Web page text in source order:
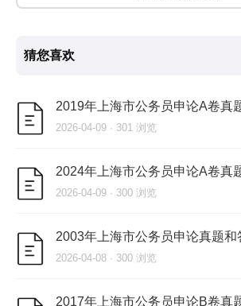
猜您喜欢
2019年上海市公务员申论A卷真
2026-04-09 · 301 浏览
2024年上海市公务员申论A卷真
2026-04-09 · 300 浏览
2003年上海市公务员申论真题和
2026-04-08 · 300 浏览
2017年上海市公务员申论B卷真